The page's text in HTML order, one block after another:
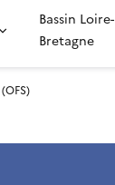
Bassin Loire-
Bretagne